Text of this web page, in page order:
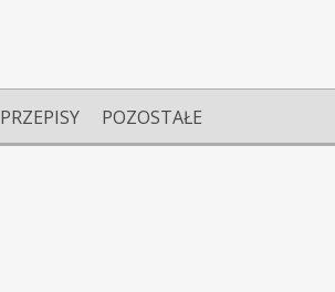
PRZEPISY POZOSTAŁE